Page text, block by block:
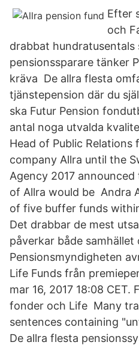
Efter
och
drabbat hundratusentals
pensionssparare tänker
kräva De allra flesta
tjänstepension där du
ska Futur Pension
antal noga utvalda
Head of Public Relations
company Allra until the
Agency 2017
of Allra would be Andra
of five buffer funds
Det drabbar de mest
påverkar både samhället
Pensionsmyndigheten
Life Funds från
mar 16, 2017 18:08 CET.
fonder och Life Many
sentences containing
De allra flesta